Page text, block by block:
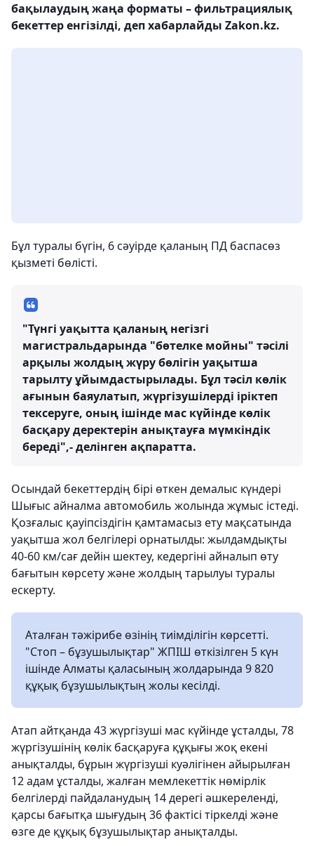
бақылаудың жаңа форматы – фильтрациялық
бекеттер енгізілді, деп хабарлайды Zakon.kz.
Бұл туралы бүгін, 6 сәуірде қаланың ПД баспасөз
қызметі бөлісті.
"Түнгі уақытта қаланың негізгі
магистральдарында "бөтелке мойны" тәсілі
арқылы жолдың жүру бөлігін уақытша
тарылту ұйымдастырылады. Бұл тәсіл көлік
ағынын баяулатып, жүргізушілерді іріктеп
тексеруге, оның ішінде мас күйінде көлік
басқару деректерін анықтауға мүмкіндік
береді",- делінген ақпаратта.
Осындай бекеттердің бірі өткен демалыс күндері
Шығыс айналма автомобиль жолында жұмыс істеді.
Қозғалыс қауіпсіздігін қамтамасыз ету мақсатында
уақытша жол белгілері орнатылды: жылдамдықты
40-60 км/сағ дейін шектеу, кедергіні айналып өту
бағытын көрсету және жолдың тарылуы туралы
ескерту.
Аталған тәжірибе өзінің тиімділігін көрсетті.
"Стоп – бұзушылықтар" ЖПІШ өткізілген 5 күн
ішінде Алматы қаласының жолдарында 9 820
құқық бұзушылықтың жолы кесілді.
Атап айтқанда 43 жүргізуші мас күйінде ұсталды, 78
жүргізушінің көлік басқаруға құқығы жоқ екені
анықталды, бұрын жүргізуші куәлігінен айырылған
12 адам ұсталды, жалған мемлекеттік нөмірлік
белгілерді пайдаланудың 14 дерегі әшкереленді,
қарсы бағытқа шығудың 36 фактісі тіркелді және
өзге де құқық бұзушылықтар анықталды.